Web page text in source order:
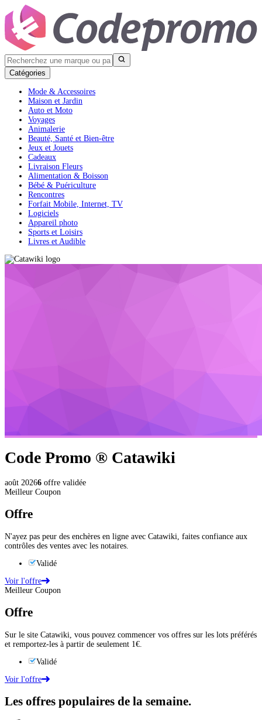
Catégories
Mode & Accessoires
Maison et Jardin
Auto et Moto
Voyages
Animalerie
Beauté, Santé et Bien-être
Jeux et Jouets
Cadeaux
Livraison Fleurs
Alimentation & Boisson
Bébé & Puériculture
Rencontres
Forfait Mobile, Internet, TV
Logiciels
Appareil photo
Sports et Loisirs
Livres et Audible
Code Promo ® Catawiki
août 20266 offre validée
Meilleur Coupon
Offre
N'ayez pas peur des enchères en ligne avec Catawiki, faites confiance aux
contrôles des ventes avec les notaires.
Validé
Voir l'offre
Meilleur Coupon
Offre
Sur le site Catawiki, vous pouvez commencer vos offres sur les lots préférés
et remportez-les à partir de seulement 1€.
Validé
Voir l'offre
Les offres populaires de la semaine.